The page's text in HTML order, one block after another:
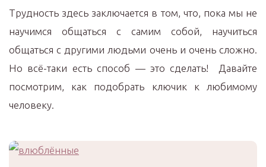
Трудность здесь заключается в том, что, пока мы не
научимся общаться с самим собой, научиться
общаться с другими людьми очень и очень сложно.
Но всё-таки есть способ — это сделать! Давайте
посмотрим, как подобрать ключик к любимому
человеку.